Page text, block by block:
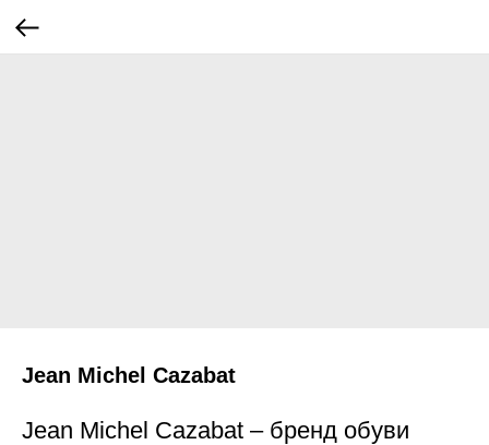
Jean Michel Cazabat
Jean Michel Cazabat – бренд обуви